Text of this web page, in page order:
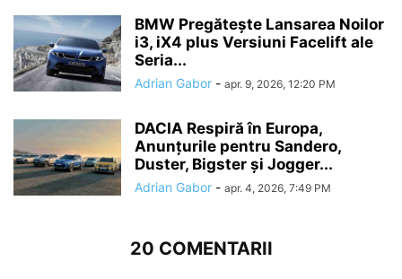
BMW Pregătește Lansarea Noilor
i3, iX4 plus Versiuni Facelift ale
Seria...
Adrian Gabor - apr. 9, 2026, 12:20 PM
DACIA Respiră în Europa,
Anunțurile pentru Sandero,
Duster, Bigster și Jogger...
Adrian Gabor - apr. 4, 2026, 7:49 PM
20 COMENTARII